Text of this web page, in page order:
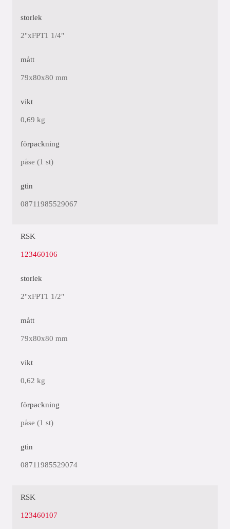
storlek
2"xFPT1 1/4"
mått
79x80x80 mm
vikt
0,69 kg
förpackning
påse (1 st)
gtin
08711985529067
RSK
123460106
storlek
2"xFPT1 1/2"
mått
79x80x80 mm
vikt
0,62 kg
förpackning
påse (1 st)
gtin
08711985529074
RSK
123460107